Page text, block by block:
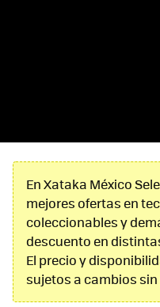
En Xataka México
mejores ofertas en
coleccionables y
descuento en
El precio y
sujetos a cambios